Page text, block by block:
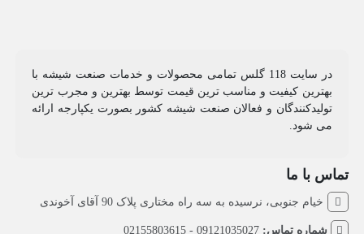
در سایت 118 گلس تمامی محصولات و خدمات صنعت شیشه با
بهترین کیفیت و مناسب ترین قیمت توسط بهترین و مجرب ترین
تولیدکنندگان و فعالان صنعت شیشه کشور بصورت یکپارجه ارائه
می شود.
تماس با ما
خیام جنوبی، نرسیده به سه راه مختاری پلاک 90 آقای آخوندی
شماره تماس:09121035027 - 02155803615